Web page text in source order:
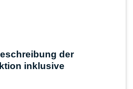
der
inklusive